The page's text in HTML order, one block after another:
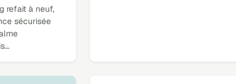
refait à neuf,
sécurisée